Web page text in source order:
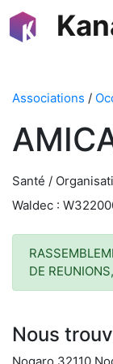
Associations /
Santé /
Waldec :
DE
Nous